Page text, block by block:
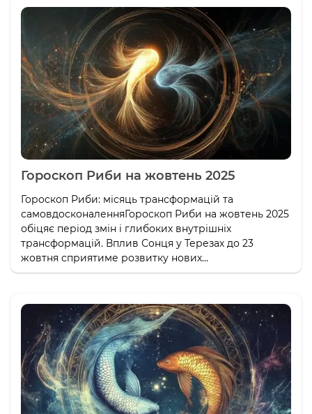
Гороскоп Риби на жовтень 2025
Гороскоп Риби: місяць трансформацій та
самовдосконаленняГороскоп Риби на жовтень 2025
обіцяє період змін і глибоких внутрішніх
трансформацій. Вплив Сонця у Терезах до 23
жовтня сприятиме розвитку нових...